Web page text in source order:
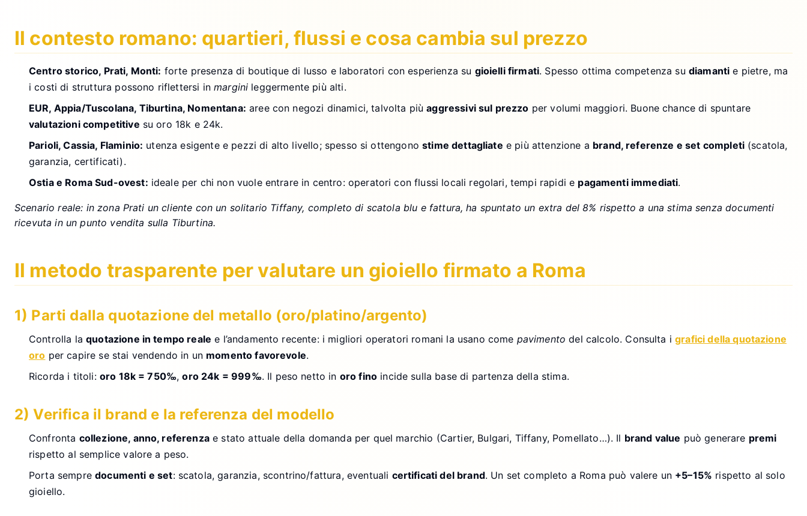
Il contesto romano: quartieri, flussi e cosa cambia sul prezzo
Centro storico, Prati, Monti: forte presenza di boutique di lusso e laboratori con esperienza su gioielli firmati. Spesso ottima competenza su diamanti e pietre, ma
i costi di struttura possono riflettersi inmargini leggermente più alti.
EUR, Appia/Tuscolana, Tiburtina, Nomentana: aree con negozi dinamici, talvolta piùaggressivi sul prezzo per volumi maggiori. Buone chance di spuntare
valutazioni competitive su oro 18k e 24k.
Parioli, Cassia, Flaminio: utenza esigente e pezzi di alto livello; spesso si ottengonostime dettagliate e più attenzione a brand, referenze e set completi (scatola,
garanzia, certificati).
Ostia e Roma Sud-ovest: ideale per chi non vuole entrare in centro: operatori con flussi locali regolari, tempi rapidi e pagamenti immediati.
Scenario reale: in zona Prati un cliente con un solitario Tiffany, completo di scatola blu e fattura, ha spuntato un extra del 8% rispetto a una stima senza documenti
ricevuta in un punto vendita sulla Tiburtina.
Il metodo trasparente per valutare un gioiello firmato a Roma
1) Parti dalla quotazione del metallo (oro/platino/argento)
Controlla laquotazione in tempo reale e l’andamento recente: i migliori operatori romani la usano come pavimento del calcolo. Consulta igrafici della quotazione
oro per capire se stai vendendo in un momento favorevole.
Ricorda i titoli: oro 18k = 750‰,oro 24k = 999‰. Il peso netto in oro fino incide sulla base di partenza della stima.
2) Verifica il brand e la referenza del modello
Confronta collezione, anno, referenzae stato attuale della domanda per quel marchio (Cartier, Bulgari, Tiffany, Pomellato…). Il brand value può generare premi
rispetto al semplice valore a peso.
Porta sempredocumenti e set: scatola, garanzia, scontrino/fattura, eventuali certificati del brand. Un set completo a Roma può valere un +5–15% rispetto al solo
gioiello.